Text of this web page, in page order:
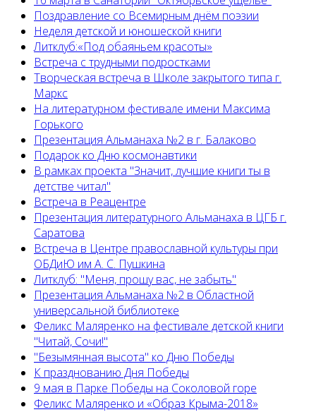
Поздравление со Всемирным днём поэзии
Неделя детской и юношеской книги
Литклуб:«Под обаяньем красоты»
Встреча с трудными подростками
Творческая встреча в Школе закрытого типа г.
Маркс
На литературном фестивале имени Максима
Горького
Презентация Альманаха №2 в г. Балаково
Подарок ко Дню космонавтики
В рамках проекта "Значит, лучшие книги ты в
детстве читал"
Встреча в Реацентре
Презентация литературного Альманаха в ЦГБ г.
Саратова
Встреча в Центре православной культуры при
ОБДиЮ им А. С. Пушкина
Литклуб: "Меня, прошу вас, не забыть"
Презентация Альманаха №2 в Областной
универсальной библиотеке
Феликс Маляренко на фестивале детской книги
"Читай, Сочи!"
"Безымянная высота" ко Дню Победы
К празднованию Дня Победы
9 мая в Парке Победы на Соколовой горе
Феликс Маляренко и «Образ Крыма-2018»